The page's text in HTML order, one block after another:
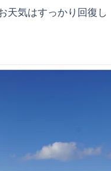
天気はすっかり回復し